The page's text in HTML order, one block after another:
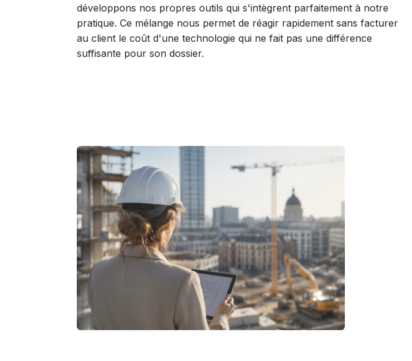
développons nos propres outils qui s'intègrent parfaitement à notre
pratique. Ce mélange nous permet de réagir rapidement sans facturer
au client le coût d'une technologie qui ne fait pas une différence
suffisante pour son dossier.